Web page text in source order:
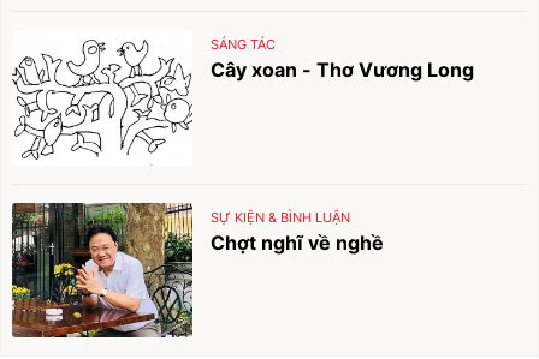
SÁNG TÁC
Cây xoan - Thơ Vương Long
SỰ KIỆN & BÌNH LUẬN
Chợt nghĩ về nghề